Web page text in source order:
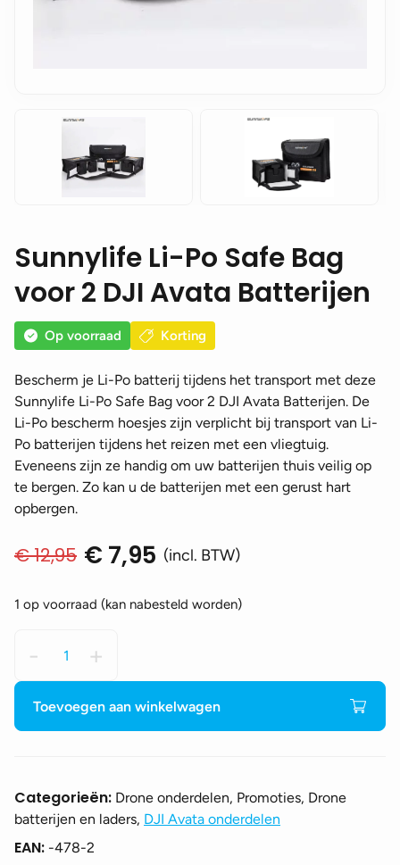
Sunnylife Li-Po Safe Bag
voor 2 DJI Avata Batterijen
Op voorraad Korting
Bescherm je Li-Po batterij tijdens het transport met deze
Sunnylife Li-Po Safe Bag voor 2 DJI Avata Batterijen. De
Li-Po bescherm hoesjes zijn verplicht bij transport van Li-
Po batterijen tijdens het reizen met een vliegtuig.
Eveneens zijn ze handig om uw batterijen thuis veilig op
te bergen. Zo kan u de batterijen met een gerust hart
opbergen.
€12,95
Oorspronkelijke
was:
€ 7,95
Huidige
is:
(incl. BTW)
1 op voorraad (kan nabesteld worden)
-
Po
Safe
Bag
DJI
Avata
Batterijen
aantal
+
Toevoegen aan winkelwagen
Categorieën: Drone onderdelen, Promoties, Drone
batterijen en laders, DJI Avata onderdelen
EAN: -478-2